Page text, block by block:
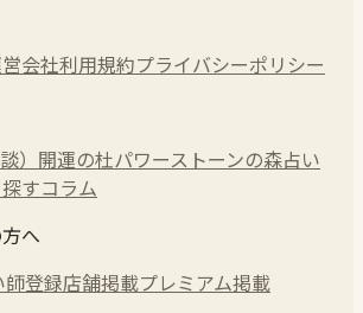
会社利用規約プライバシーポリシー
） 開運の杜パワーストーンの森占い
すコラム
へ
師登録店舗掲載プレミアム掲載